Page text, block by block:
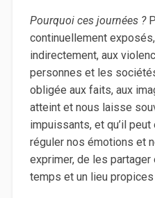
Pourquoi ces journées ?
continuellement
indirectement, aux
personnes et les
obligée aux faits, aux
atteint et nous laisse
impuissants, et qu’il
réguler nos émotions et
exprimer, de les partager
temps et un lieu